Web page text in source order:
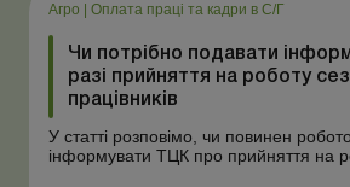
Агро Оплата праці та кадри в С/Г
Чи потрібно подавати
разі прийняття на роботу
працівників
У статті розповімо, чи повинен
інформувати ТЦК про прийняття на